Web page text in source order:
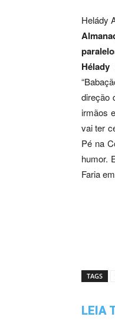
Helády
Hélady
direção
irmãos
vai ter
Pé na
humor.
Faria
TAGS
LEIA